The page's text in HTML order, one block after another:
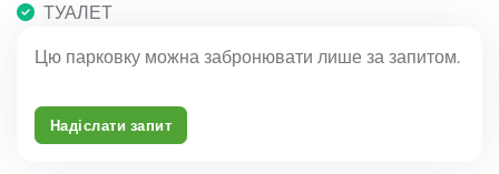
ТУАЛЕТ
Цю парковку можна забронювати лише за запитом.
Надіслати запит